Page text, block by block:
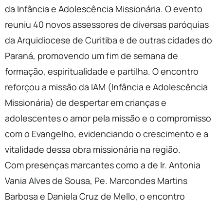
da Infância e Adolescência Missionária. O evento
reuniu 40 novos assessores de diversas paróquias
da Arquidiocese de Curitiba e de outras cidades do
Paraná, promovendo um fim de semana de
formação, espiritualidade e partilha. O encontro
reforçou a missão da IAM (Infância e Adolescência
Missionária) de despertar em crianças e
adolescentes o amor pela missão e o compromisso
com o Evangelho, evidenciando o crescimento e a
vitalidade dessa obra missionária na região.
Com presenças marcantes como a de Ir. Antonia
Vania Alves de Sousa, Pe. Marcondes Martins
Barbosa e Daniela Cruz de Mello, o encontro